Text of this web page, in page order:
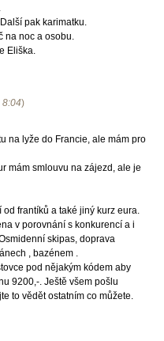
pak karimatku.
na noc a osobu.
Eliška.
8:04)
na lyže do Francie, ale mám pro
mám smlouvu na zájezd, ale je
frantíků a také jiný kurz eura.
v porovnání s konkurencí a i
skipas, doprava
, bazénem .
pod nějakým kódem aby
9200,-. Ještě všem pošlu
to vědět ostatním co můžete.